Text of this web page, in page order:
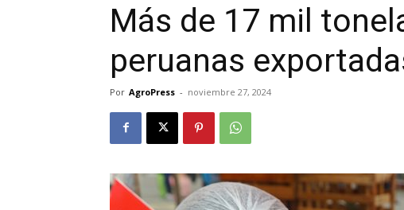
Más de 17 mil
peruanas
Por AgroPress - noviembre 27, 2024